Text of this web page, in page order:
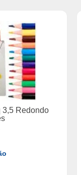
3,5 Redondo